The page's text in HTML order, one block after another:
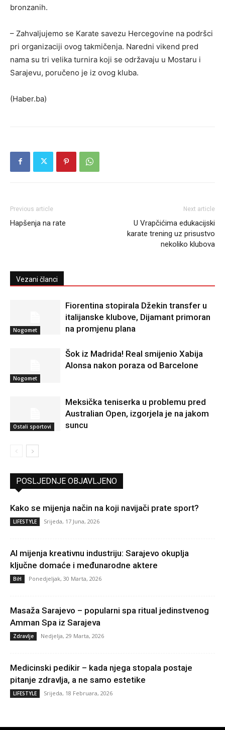
bronzanih.
– Zahvaljujemo se Karate savezu Hercegovine na podršci
pri organizaciji ovog takmičenja. Naredni vikend pred
nama su tri velika turnira koji se održavaju u Mostaru i
Sarajevu, poručeno je iz ovog kluba.
(Haber.ba)
Previous article
Hapšenja na rate
Next article
U Vrapčićima edukacijski
karate trening uz prisustvo
nekoliko klubova
Vezani članci
Nogomet
Fiorentina stopirala Džekin transfer u
italijanske klubove, Dijamant primoran
na promjenu plana
Nogomet
Šok iz Madrida! Real smijenio Xabija
Alonsa nakon poraza od Barcelone
Ostali sportovi
Meksička teniserka u problemu pred
Australian Open, izgorjela je na jakom
suncu
POSLJEDNJE OBJAVLJENO
Kako se mijenja način na koji navijači prate sport?
LIFESTYLE Srijeda, 17 Juna, 2026
AI mijenja kreativnu industriju: Sarajevo okuplja
ključne domaće i međunarodne aktere
BiH Ponedjeljak, 30 Marta, 2026
Masaža Sarajevo – popularni spa ritual jedinstvenog
Amman Spa iz Sarajeva
Zdravlje Nedjelja, 29 Marta, 2026
Medicinski pedikir – kada njega stopala postaje
pitanje zdravlja, a ne samo estetike
LIFESTYLE Srijeda, 18 Februara, 2026